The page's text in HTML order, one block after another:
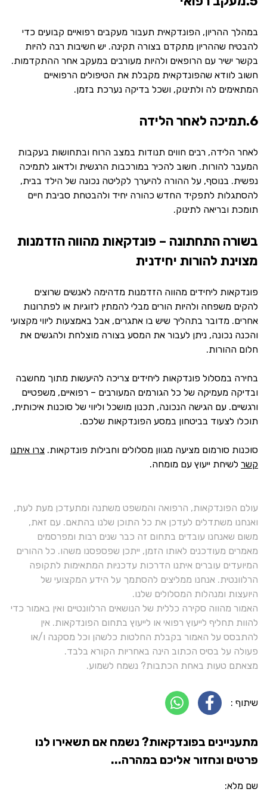
במהלך ההריון, הפונדקאית תעבור מעקבים רפואיים קבועים כדי
להבטיח שההריון מתקדם בצורה תקינה. יש חשיבות רבה להיות
בקשר ישיר עם הרופאים ולהיות מעורבים במעקב אחר ההתקדמות.
חשוב לוודא שהפונדקאית מקבלת את הטיפולים הרפואיים
המתאימים לה ולתינוק, ושכל בדיקה נערכת בזמן.
6.תמיכה לאחר הלידה
לאחר הלידה, רבים חווים תנודות במצב הרוח ובתחושות בעקבות
המעבר להורות. חשוב להכיר במורכבות הרגשית ולדאוג לתמיכה
נפשית. בנוסף, על ההורה להיערך לקליטה נכונה של הילד בבית,
להסתגלות לתפקיד החדש כהורה יחיד ולהבטחת סביבת חיים
תומכת ובריאה לתינוק.
בשורה התחתונה – פונדקאות מהווה הזדמנות
מצוינת להורות יחידנית
פונדקאות ליחידים מהווה הזדמנות מדהימה לאנשים שרוצים
להקים משפחה ולהיות הורים מבלי להמתין לזוגיות או לפתרונות
אחרים. מדובר בתהליך שיש בו אתגרים, אבל באמצעות ליווי מקצועי
והכנה נכונה, ניתן לעבור את המסע בצורה מוצלחת ולהגשים את
חלום ההורות.
בחירה במסלול פונדקאות ליחידים צריכה להיעשות מתוך מחשבה
ובדיקה מעמיקה של כל הגורמים המעורבים – רפואיים, משפטיים
ורגשיים. עם הגישה הנכונה, תכנון מושכל וליווי של סוכנות איכותית,
תוכלו לצעוד בביטחון במסע הפונדקאות שלכם.
סוכנות סורמום מציעה מגוון מסלולים וחבילות פונדקאות. צרו איתנו
קשר לשיחת ייעוץ עם מומחה.
עולם הפונדקאות, הרפואה והמשפט משתנה ומתעדכן מעת לעת,
ואנחנו משתדלים לעדכן את כל התוכן שלנו בהתאם. עם זאת,
משום שאנחנו עובדים בתחום זה כבר שנים רבות ומפרסמים
מאמרים מעודכנים לאותו הזמן, ייתכן שפספסנו משהו. כל ההורים
המיועדים עוברים איתנו הדרכות עדכניות המתאימות לתקופה
הרלוונטית. אנחנו ממליצים להסתמך על הידע המקצועי של
היועצות ומנהלות המסלולים שלנו.
האמור מהווה סקירה כללית של הנושאים הרלוונטיים ואין באמור כדי
להוות תחליף לייעוץ רפואי או לייעוץ בתחום הפונדקאות. אין
להתבסס על האמור בקבלת החלטות כלשהן וכל מסקנה ו/או
פעולה על בסיס הכתוב הינה באחריות הקורא בלבד.
מצאתם טעות באחת הכתבות? נשמח לשמוע.
שיתוף :
מתעניינים בפונדקאות? נשמח אם תשאירו לנו
פרטים ונחזור אליכם במהרה...
שם מלא: